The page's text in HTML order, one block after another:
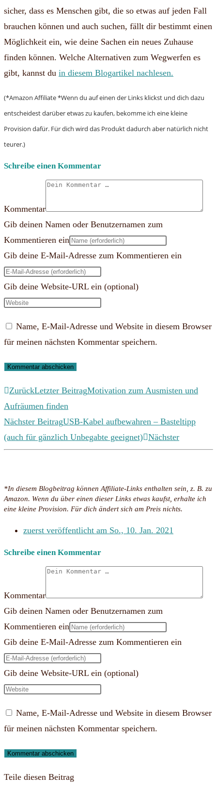
sicher, dass es Menschen gibt, die so etwas auf jeden Fall
brauchen können und auch suchen, fällt dir bestimmt einen
Möglichkeit ein, wie deine Sachen ein neues Zuhause
finden können. Welche Alternativen zum Wegwerfen es
gibt, kannst du in diesem Blogartikel nachlesen.
(*Amazon Affiliate *Wenn du auf einen der Links klickst und dich dazu
entscheidest darüber etwas zu kaufen, bekomme ich eine kleine
Provision dafür. Für dich wird das Produkt dadurch aber natürlich nicht
teurer.)
Schreibe einen Kommentar
Kommentar
Gib deinen Namen oder Benutzernamen zum
Kommentieren ein
Gib deine E-Mail-Adresse zum Kommentieren ein
Gib deine Website-URL ein (optional)
Name, E-Mail-Adresse und Website in diesem Browser
für meinen nächsten Kommentar speichern.
ZurückLetzter BeitragMotivation zum Ausmisten und
Aufräumen finden
Nächster BeitragUSB-Kabel aufbewahren – Basteltipp
(auch für gänzlich Unbegabte geeignet) Nächster
*In diesem Blogbeitrag können Affiliate-Links enthalten sein, z. B. zu
Amazon. Wenn du über einen dieser Links etwas kaufst, erhalte ich
eine kleine Provision. Für dich ändert sich am Preis nichts.
zuerst veröffentlicht am So., 10. Jan. 2021
Schreibe einen Kommentar
Kommentar
Gib deinen Namen oder Benutzernamen zum
Kommentieren ein
Gib deine E-Mail-Adresse zum Kommentieren ein
Gib deine Website-URL ein (optional)
Name, E-Mail-Adresse und Website in diesem Browser
für meinen nächsten Kommentar speichern.
Teile diesen Beitrag